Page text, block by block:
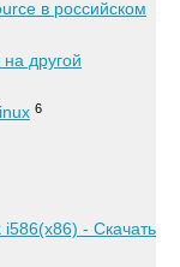
в российском
другой
6
- Скачать